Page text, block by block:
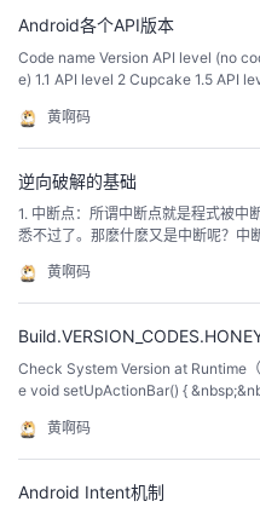
Android各个API版本
Code name Version API level (no
e) 1.1 API level 2 Cupcake 1.5 API
黄啊码
逆向破解的基础
1. 中断点：所谓中断点就是程式被中
悉不过了。那麽什麽又是中断呢？中
式），然后再返回原先的任务继续执
打电话告诉你他从外地坐火车过来，
黄啊码
Check System Version at Runtime（在
e void setUpActionBar() { &nbsp;&nbsp;&nbsp; // Make sure we're running
黄啊码
Android Intent机制